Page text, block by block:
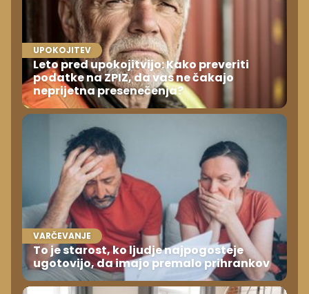
UPOKOJITEV
Leto pred upokojitvijo: Kako preveriti
podatke na ZPIZ, da vas ne čakajo
neprijetna presenečenja?
VARČEVANJE
To je starost, ko ljudje najpogosteje
ugotovijo, da imajo premalo prihrankov